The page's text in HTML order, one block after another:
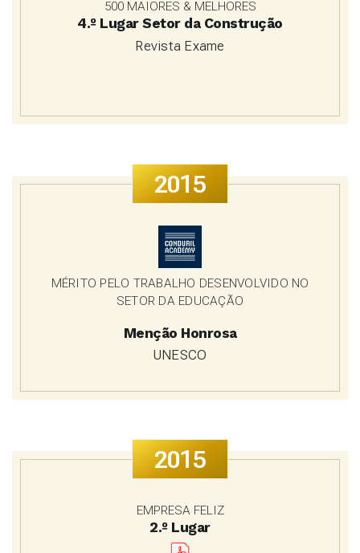
500 MAIORES & MELHORES
4.º Lugar Setor da Construção
Revista Exame
2015
MÉRITO PELO TRABALHO DESENVOLVIDO NO
SETOR DA EDUCAÇÃO
Menção Honrosa
UNESCO
2015
EMPRESA FELIZ
2.º Lugar